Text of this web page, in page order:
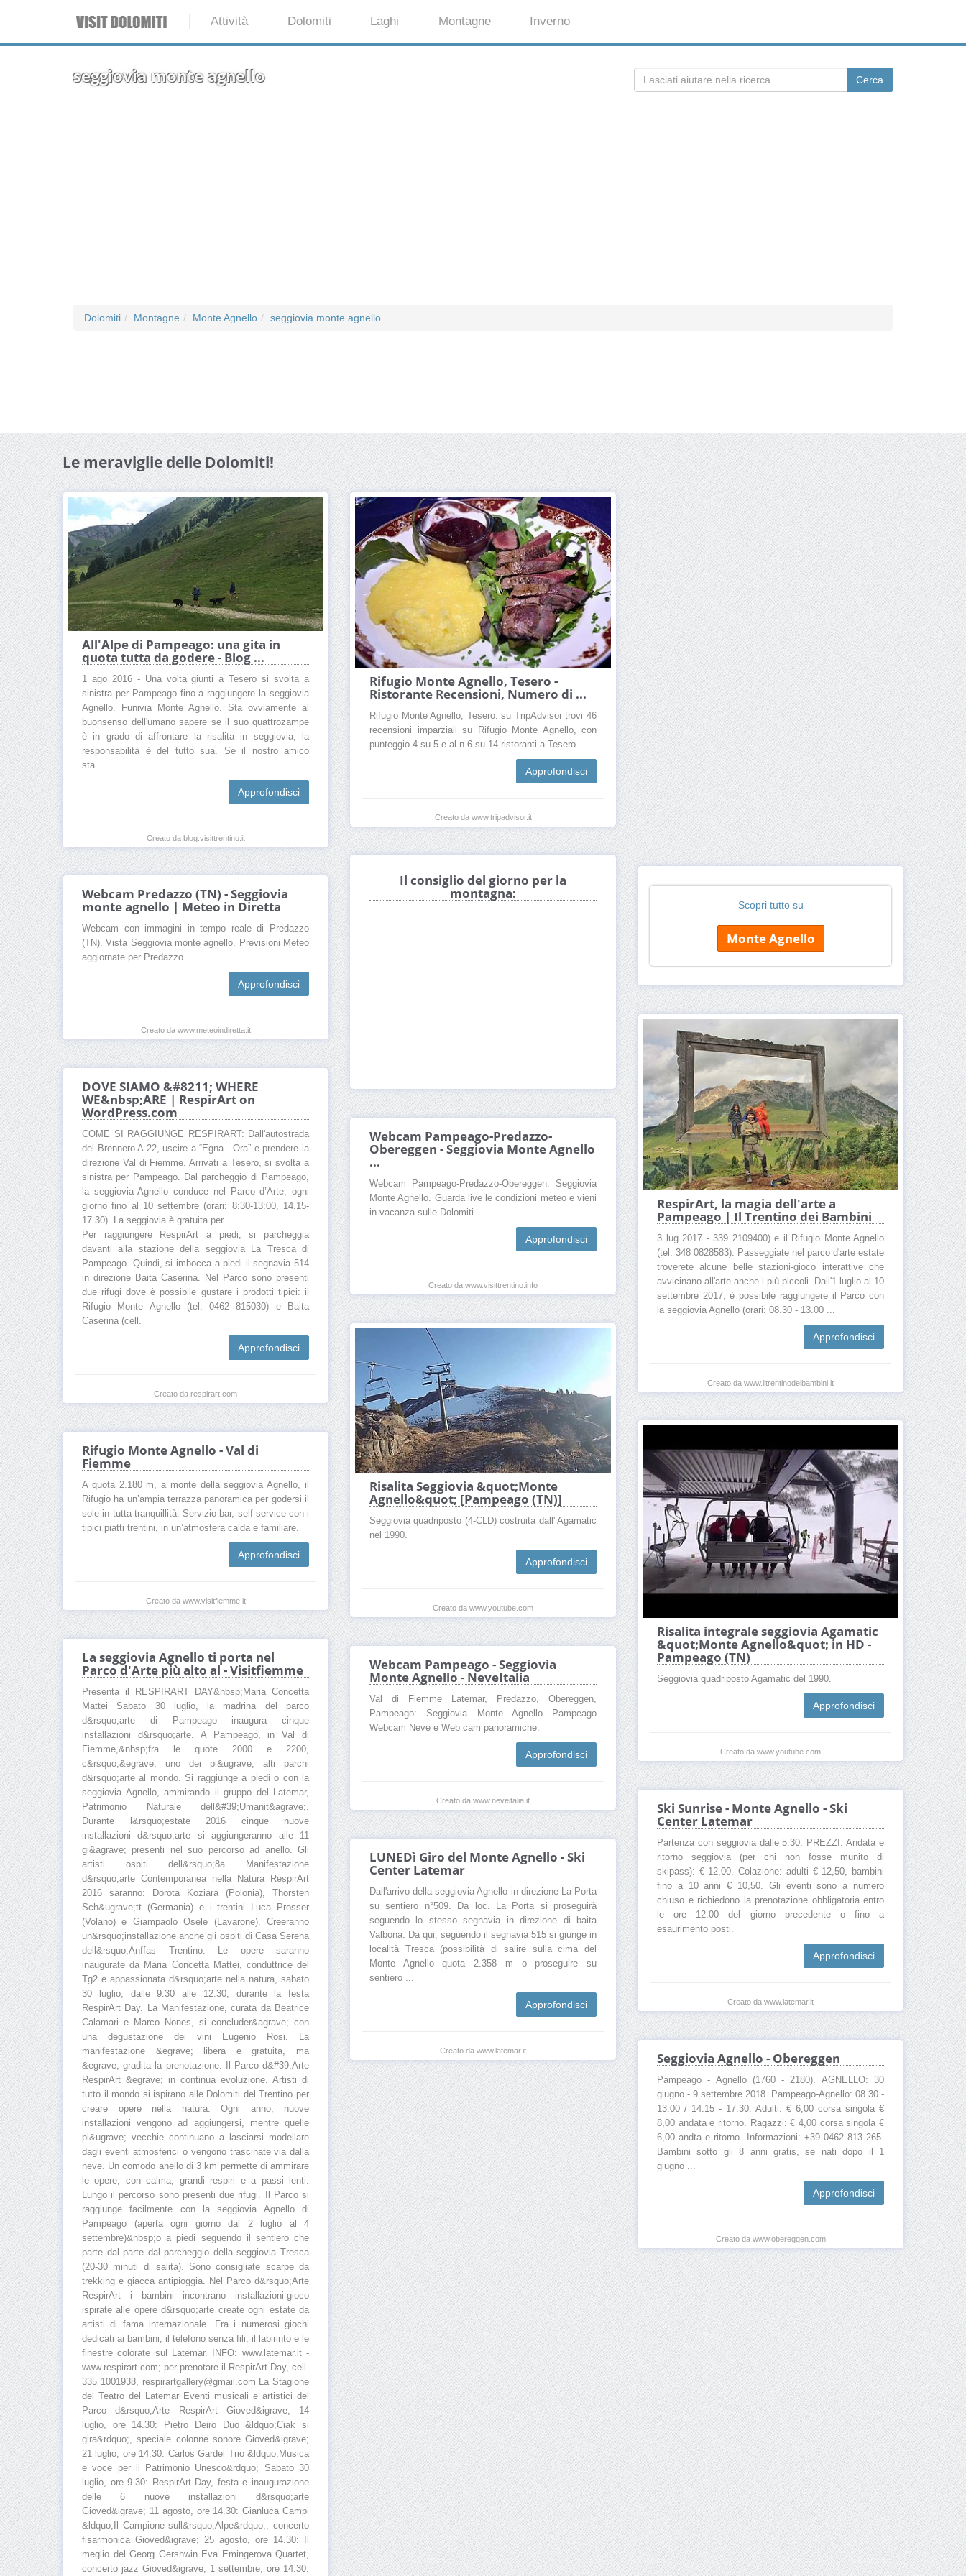
Attività Dolomiti Laghi Montagne Inverno
seggiovia monte agnello
Dolomiti Montagne Monte Agnello seggiovia monte agnello
Le meraviglie delle Dolomiti!
All'Alpe di Pampeago: una gita in
quota tutta da godere - Blog ...
1 ago 2016 - Una volta giunti a Tesero si svolta a
sinistra per Pampeago fino a raggiungere la seggiovia
Agnello. Funivia Monte Agnello. Sta ovviamente al
buonsenso dell'umano sapere se il suo quattrozampe
è in grado di affrontare la risalita in seggiovia; la
responsabilità è del tutto sua. Se il nostro amico
sta ...
Approfondisci
Creato da blog.visittrentino.it
Rifugio Monte Agnello, Tesero -
Ristorante Recensioni, Numero di ...
Rifugio Monte Agnello, Tesero: su TripAdvisor trovi 46
recensioni imparziali su Rifugio Monte Agnello, con
punteggio 4 su 5 e al n.6 su 14 ristoranti a Tesero.
Approfondisci
Creato da www.tripadvisor.it
Scopri tutto su
Monte Agnello
Il consiglio del giorno per la
montagna:
Webcam Predazzo (TN) - Seggiovia
monte agnello | Meteo in Diretta
Webcam con immagini in tempo reale di Predazzo
(TN). Vista Seggiovia monte agnello. Previsioni Meteo
aggiornate per Predazzo.
Approfondisci
Creato da www.meteoindiretta.it
RespirArt, la magia dell'arte a
Pampeago | Il Trentino dei Bambini
3 lug 2017 - 339 2109400) e il Rifugio Monte Agnello
(tel. 348 0828583). Passeggiate nel parco d'arte estate
troverete alcune belle stazioni-gioco interattive che
avvicinano all'arte anche i più piccoli. Dall'1 luglio al 10
settembre 2017, è possibile raggiungere il Parco con
la seggiovia Agnello (orari: 08.30 - 13.00 ...
Approfondisci
Creato da www.iltrentinodeibambini.it
DOVE SIAMO &#8211; WHERE
WE&nbsp;ARE | RespirArt on
WordPress.com
COME SI RAGGIUNGE RESPIRART: Dall'autostrada
del Brennero A 22, uscire a “Egna - Ora” e prendere la
direzione Val di Fiemme. Arrivati a Tesero, si svolta a
sinistra per Pampeago. Dal parcheggio di Pampeago,
la seggiovia Agnello conduce nel Parco d’Arte, ogni
giorno fino al 10 settembre (orari: 8:30-13:00, 14.15-
17.30). La seggiovia è gratuita per…
Per raggiungere RespirArt a piedi, si parcheggia
davanti alla stazione della seggiovia La Tresca di
Pampeago. Quindi, si imbocca a piedi il segnavia 514
in direzione Baita Caserina. Nel Parco sono presenti
due rifugi dove è possibile gustare i prodotti tipici: il
Rifugio Monte Agnello (tel. 0462 815030) e Baita
Caserina (cell.
Approfondisci
Creato da respirart.com
Webcam Pampeago-Predazzo-
Obereggen - Seggiovia Monte Agnello
...
Webcam Pampeago-Predazzo-Obereggen: Seggiovia
Monte Agnello. Guarda live le condizioni meteo e vieni
in vacanza sulle Dolomiti.
Approfondisci
Creato da www.visittrentino.info
Risalita Seggiovia &quot;Monte
Agnello&quot; [Pampeago (TN)]
Seggiovia quadriposto (4-CLD) costruita dall' Agamatic
nel 1990.
Approfondisci
Creato da www.youtube.com
Risalita integrale seggiovia Agamatic
&quot;Monte Agnello&quot; in HD -
Pampeago (TN)
Seggiovia quadriposto Agamatic del 1990.
Approfondisci
Creato da www.youtube.com
Rifugio Monte Agnello - Val di
Fiemme
A quota 2.180 m, a monte della seggiovia Agnello, il
Rifugio ha un’ampia terrazza panoramica per godersi il
sole in tutta tranquillità. Servizio bar, self-service con i
tipici piatti trentini, in un’atmosfera calda e familiare.
Approfondisci
Creato da www.visitfiemme.it
La seggiovia Agnello ti porta nel
Parco d'Arte più alto al - Visitfiemme
Presenta il RESPIRART DAY&nbsp;Maria Concetta
Mattei Sabato 30 luglio, la madrina del parco
d&rsquo;arte di Pampeago inaugura cinque
installazioni d&rsquo;arte. A Pampeago, in Val di
Fiemme,&nbsp;fra le quote 2000 e 2200,
c&rsquo;&egrave; uno dei pi&ugrave; alti parchi
d&rsquo;arte al mondo. Si raggiunge a piedi o con la
seggiovia Agnello, ammirando il gruppo del Latemar,
Patrimonio Naturale dell&#39;Umanit&agrave;.
Durante l&rsquo;estate 2016 cinque nuove
installazioni d&rsquo;arte si aggiungeranno alle 11
gi&agrave; presenti nel suo percorso ad anello. Gli
artisti ospiti dell&rsquo;8a Manifestazione
d&rsquo;arte Contemporanea nella Natura RespirArt
2016 saranno: Dorota Koziara (Polonia), Thorsten
Sch&ugrave;tt (Germania) e i trentini Luca Prosser
(Volano) e Giampaolo Osele (Lavarone). Creeranno
un&rsquo;installazione anche gli ospiti di Casa Serena
dell&rsquo;Anffas Trentino. Le opere saranno
inaugurate da Maria Concetta Mattei, conduttrice del
Tg2 e appassionata d&rsquo;arte nella natura, sabato
30 luglio, dalle 9.30 alle 12.30, durante la festa
RespirArt Day. La Manifestazione, curata da Beatrice
Calamari e Marco Nones, si concluder&agrave; con
una degustazione dei vini Eugenio Rosi. La
manifestazione &egrave; libera e gratuita, ma
&egrave; gradita la prenotazione. Il Parco d&#39;Arte
RespirArt &egrave; in continua evoluzione. Artisti di
tutto il mondo si ispirano alle Dolomiti del Trentino per
creare opere nella natura. Ogni anno, nuove
installazioni vengono ad aggiungersi, mentre quelle
pi&ugrave; vecchie continuano a lasciarsi modellare
dagli eventi atmosferici o vengono trascinate via dalla
neve. Un comodo anello di 3 km permette di ammirare
le opere, con calma, grandi respiri e a passi lenti.
Lungo il percorso sono presenti due rifugi. Il Parco si
raggiunge facilmente con la seggiovia Agnello di
Pampeago (aperta ogni giorno dal 2 luglio al 4
settembre)&nbsp;o a piedi seguendo il sentiero che
parte dal parte dal parcheggio della seggiovia Tresca
(20-30 minuti di salita). Sono consigliate scarpe da
trekking e giacca antipioggia. Nel Parco d&rsquo;Arte
RespirArt i bambini incontrano installazioni-gioco
ispirate alle opere d&rsquo;arte create ogni estate da
artisti di fama internazionale. Fra i numerosi giochi
dedicati ai bambini, il telefono senza fili, il labirinto e le
finestre colorate sul Latemar. INFO: www.latemar.it -
www.respirart.com; per prenotare il RespirArt Day, cell.
335 1001938, respirartgallery@gmail.com La Stagione
del Teatro del Latemar Eventi musicali e artistici del
Parco d&rsquo;Arte RespirArt Gioved&igrave; 14
luglio, ore 14.30: Pietro Deiro Duo &ldquo;Ciak si
gira&rdquo;, speciale colonne sonore Gioved&igrave;
21 luglio, ore 14.30: Carlos Gardel Trio &ldquo;Musica
e voce per il Patrimonio Unesco&rdquo; Sabato 30
luglio, ore 9.30: RespirArt Day, festa e inaugurazione
delle 6 nuove installazioni d&rsquo;arte
Gioved&igrave; 11 agosto, ore 14.30: Gianluca Campi
&ldquo;Il Campione sull&rsquo;Alpe&rdquo;, concerto
fisarmonica Gioved&igrave; 25 agosto, ore 14.30: Il
meglio del Georg Gershwin Eva Emingerova Quartet,
concerto jazz Gioved&igrave; 1 settembre, ore 14.30:
Webcam Pampeago - Seggiovia
Monte Agnello - NeveItalia
Val di Fiemme Latemar, Predazzo, Obereggen,
Pampeago: Seggiovia Monte Agnello Pampeago
Webcam Neve e Web cam panoramiche.
Approfondisci
Creato da www.neveitalia.it Ski Sunrise - Monte Agnello - Ski
Center Latemar
Partenza con seggiovia dalle 5.30. PREZZI: Andata e
ritorno seggiovia (per chi non fosse munito di
skipass): € 12,00. Colazione: adulti € 12,50, bambini
fino a 10 anni € 10,50. Gli eventi sono a numero
chiuso e richiedono la prenotazione obbligatoria entro
le ore 12.00 del giorno precedente o fino a
esaurimento posti.
Approfondisci
Creato da www.latemar.it
LUNEDì Giro del Monte Agnello - Ski
Center Latemar
Dall'arrivo della seggiovia Agnello in direzione La Porta
su sentiero n°509. Da loc. La Porta si proseguirà
seguendo lo stesso segnavia in direzione di baita
Valbona. Da qui, seguendo il segnavia 515 si giunge in
località Tresca (possibilità di salire sulla cima del
Monte Agnello quota 2.358 m o proseguire su
sentiero ...
Approfondisci
Creato da www.latemar.it Seggiovia Agnello - Obereggen
Pampeago - Agnello (1760 - 2180). AGNELLO: 30
giugno - 9 settembre 2018. Pampeago-Agnello: 08.30 -
13.00 / 14.15 - 17.30. Adulti: € 6,00 corsa singola €
8,00 andata e ritorno. Ragazzi: € 4,00 corsa singola €
6,00 andta e ritorno. Informazioni: +39 0462 813 265.
Bambini sotto gli 8 anni gratis, se nati dopo il 1
giugno ...
Approfondisci
Creato da www.obereggen.com